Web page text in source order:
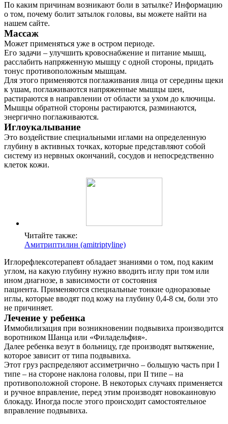
По каким причинам возникают боли в затылке? Информацию
о том, почему болит затылок головы, вы можете найти на
нашем сайте.
Массаж
Может применяться уже в остром периоде.
Его задачи – улучшить кровоснабжение и питание мышц,
расслабить напряженную мышцу с одной стороны, придать
тонус противоположным мышцам.
Для этого применяются поглаживания лица от середины щеки
к ушам, поглаживаются напряженные мышцы шеи,
растираются в направлении от области за ухом до ключицы.
Мышцы обратной стороны растираются, разминаются,
энергично поглаживаются.
Иглоукалывание
Это воздействие специальными иглами на определенную
глубину в активных точках, которые представляют собой
систему из нервных окончаний, сосудов и непосредственно
клеток кожи.
Читайте также:
Амитриптилин (amitriptyline)
Иглорефлексотерапевт обладает знаниями о том, под каким
углом, на какую глубину нужно вводить иглу при том или
ином диагнозе, в зависимости от состояния
пациента. Применяются специальные тонкие одноразовые
иглы, которые вводят под кожу на глубину 0,4-8 см, боли это
не причиняет.
Лечение у ребенка
Иммобилизация при возникновении подвывиха производится
воротником Шанца или «Филадельфия».
Далее ребенка везут в больницу, где производят вытяжение,
которое зависит от типа подвывиха.
Этот груз распределяют ассиметрично – большую часть при I
типе – на стороне наклона головы, при II типе – на
противоположной стороне. В некоторых случаях применяется
и ручное вправление, перед этим производят новокаиновую
блокаду. Иногда после этого происходит самостоятельное
вправление подвывиха.